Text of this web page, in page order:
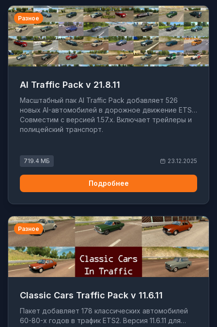
Разное
AI Traffic Pack v 21.8.11
Масштабный пак AI Traffic Pack добавляет 526
новых AI-автомобилей в дорожное движение ETS2.
Совместим с версией 1.57.x. Включает трейлеры и
полицейский транспорт.
719.4 МБ 23.12.2025
Подробнее
Разное
Classic Cars Traffic Pack v 11.6.11
Пакет добавляет 178 классических автомобилей
60-80-х годов в трафик ETS2. Версия 11.6.11 для